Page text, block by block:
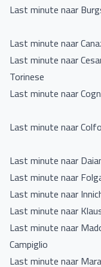
Last minute naar
Last minute naar
Last minute naar
Torinese
Last minute naar
Last minute naar
Last minute naar
Last minute naar
Last minute naar
Last minute naar
Last minute naar
Campiglio
Last minute naar